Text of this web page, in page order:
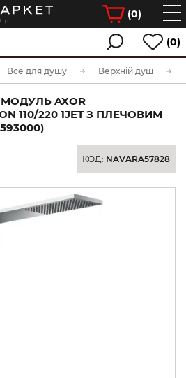
(0)
(0)
Все для душу Верхній душ
AXOR
110/220 1JET З ПЛЕЧОВИМ
КОД: NAVARA57828